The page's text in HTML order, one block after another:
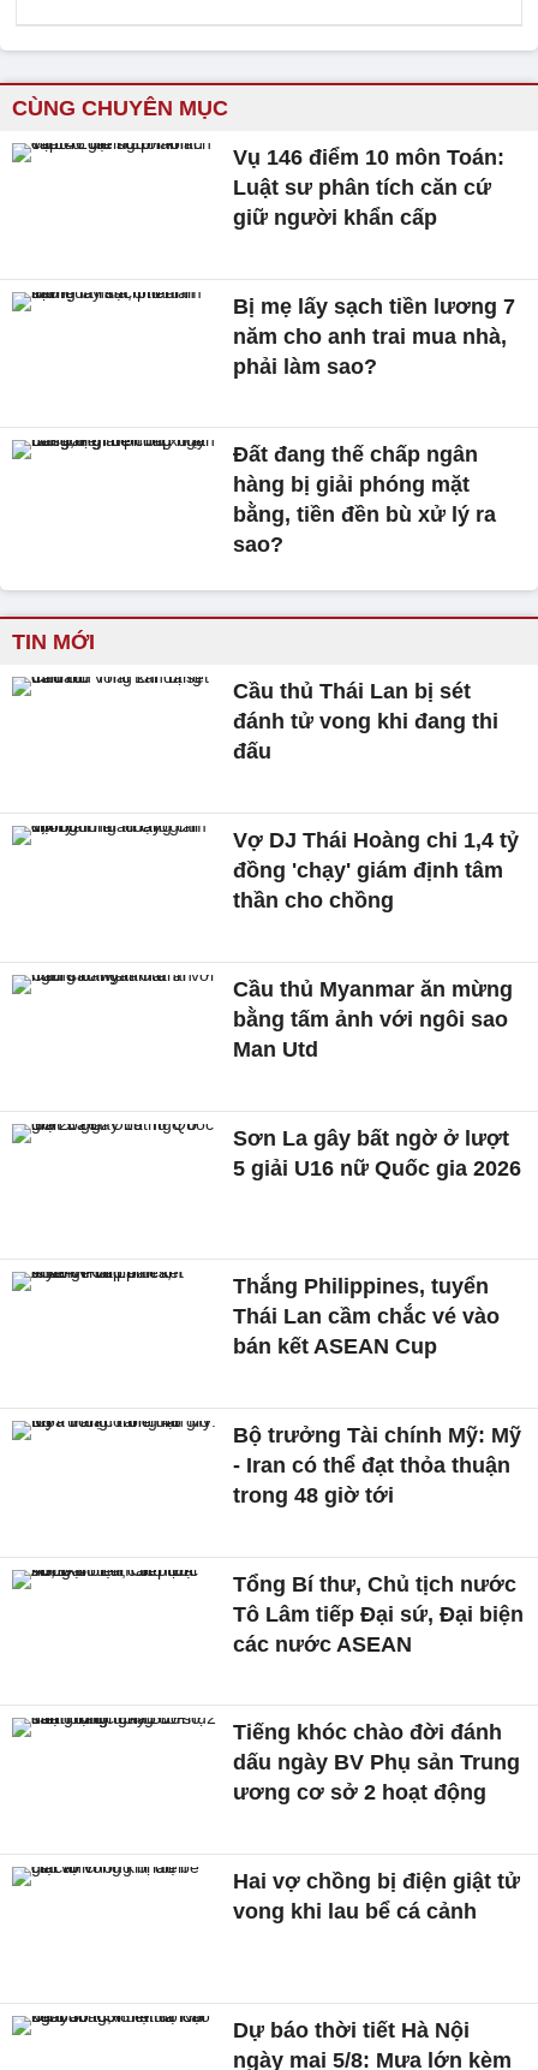
CÙNG CHUYÊN MỤC
Vụ 146 điểm 10 môn Toán:
Luật sư phân tích căn cứ
giữ người khẩn cấp
Bị mẹ lấy sạch tiền lương 7
năm cho anh trai mua nhà,
phải làm sao?
Đất đang thế chấp ngân
hàng bị giải phóng mặt
bằng, tiền đền bù xử lý ra
sao?
TIN MỚI
Cầu thủ Thái Lan bị sét
đánh tử vong khi đang thi
đấu
Vợ DJ Thái Hoàng chi 1,4 tỷ
đồng 'chạy' giám định tâm
thần cho chồng
Cầu thủ Myanmar ăn mừng
bằng tấm ảnh với ngôi sao
Man Utd
Sơn La gây bất ngờ ở lượt
5 giải U16 nữ Quốc gia 2026
Thắng Philippines, tuyển
Thái Lan cầm chắc vé vào
bán kết ASEAN Cup
Bộ trưởng Tài chính Mỹ: Mỹ
- Iran có thể đạt thỏa thuận
trong 48 giờ tới
Tổng Bí thư, Chủ tịch nước
Tô Lâm tiếp Đại sứ, Đại biện
các nước ASEAN
Tiếng khóc chào đời đánh
dấu ngày BV Phụ sản Trung
ương cơ sở 2 hoạt động
Hai vợ chồng bị điện giật tử
vong khi lau bể cá cảnh
Dự báo thời tiết Hà Nội
ngày mai 5/8: Mưa lớn kèm